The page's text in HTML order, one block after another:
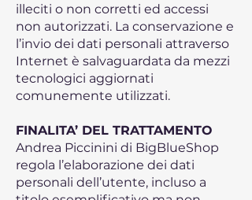
illeciti o non corretti ed accessi
non autorizzati. La conservazione e
l’invio dei dati personali attraverso
Internet è salvaguardata da mezzi
tecnologici aggiornati
comunemente utilizzati.
FINALITA’ DEL TRATTAMENTO
Andrea Piccinini di BigBlueShop
regola l’elaborazione dei dati
personali dell’utente, incluso a